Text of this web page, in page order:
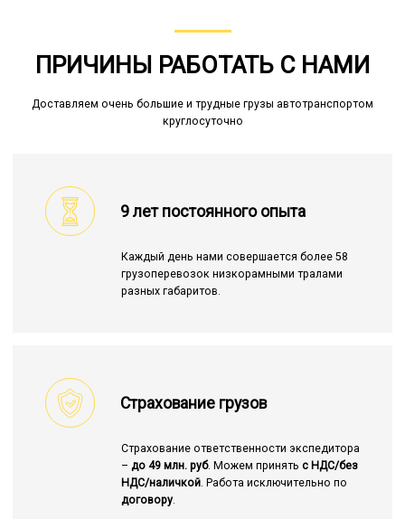
ПРИЧИНЫ РАБОТАТЬ С НАМИ
Доставляем очень большие и трудные грузы автотранспортом
круглосуточно
9 лет постоянного опыта
Каждый день нами совершается более 58
грузоперевозок низкорамными тралами
разных габаритов.
Страхование грузов
Страхование ответственности экспедитора
– до 49 млн. руб. Можем принять с НДС/без
НДС/наличкой. Работа исключительно по
договору.